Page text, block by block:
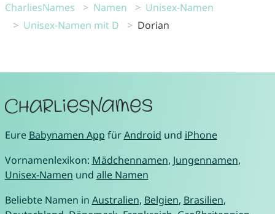
CharliesNames Namen
Unisex-Namen
Unisex-Namen mit D
Dorian
Eure Babynamen App fürAndroid und iPhone
Vornamenlexikon: Mädchennamen, Jungennamen,
Unisex-Namen und alle Namen
Beliebte Namen in Australien, Belgien, Brasilien,